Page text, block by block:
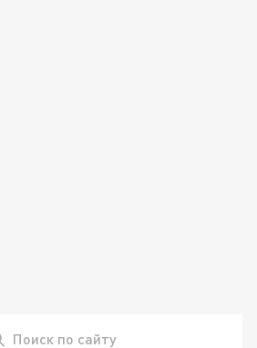
Поиск по сайту